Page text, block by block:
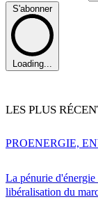
S'abonner
Loading...
LES PLUS
La pénurie
libéralisation du
PROENERGIE,